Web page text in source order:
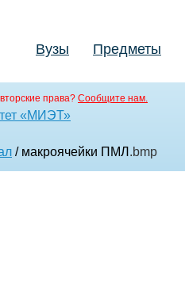
Вузы Предметы
права? Сообщите нам.
«МИЭТ»
/ макроячейки ПМЛ .bmp